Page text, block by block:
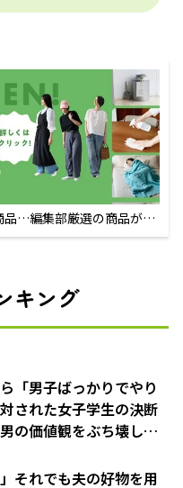
品…編集部厳選の商品が買
キング
「男子ばっかりでやり
された女子学生の決断
の価値観をぶち壊した
それでも夫の好物を用